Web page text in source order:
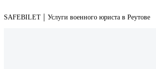
SAFEBILET | Услуги военного юриста в Реутове